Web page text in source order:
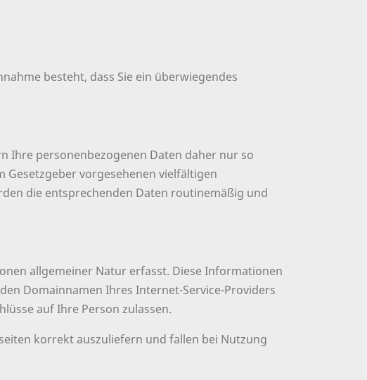
besteht, dass Sie ein überwiegendes
Ihre personenbezogenen Daten daher nur so
Gesetzgeber vorgesehenen vielfältigen
die entsprechenden Daten routinemäßig und
allgemeiner Natur erfasst. Diese Informationen
Domainnamen Ihres Internet-Service-Providers
auf Ihre Person zulassen.
korrekt auszuliefern und fallen bei Nutzung